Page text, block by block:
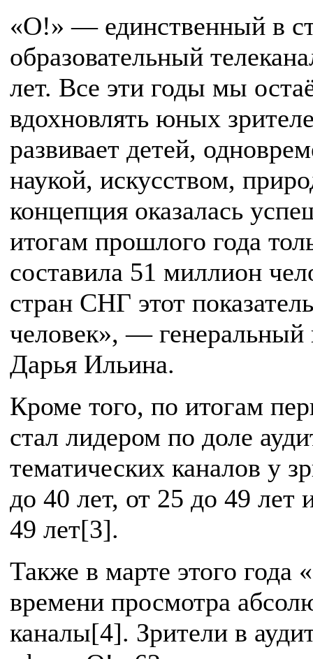
«О!» — единственный в
образовательный
лет. Все эти годы мы
вдохновлять юных
развивает детей,
наукой, искусством,
концепция оказалась
итогам прошлого года
составила 51 миллион
стран СНГ этот
человек», —
Дарья Ильина.
Кроме того, по итогам
стал лидером по доле
тематических каналов у
до 40 лет, от 25 до 49 лет
49 лет[3].
Также в марте этого
времени просмотра
каналы[4]. Зрители в